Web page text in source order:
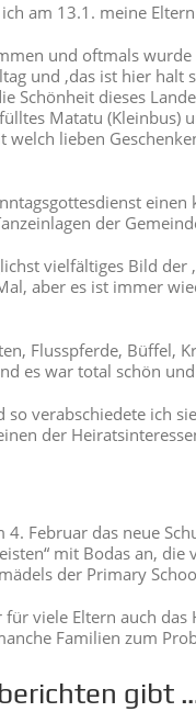
am 13.1. meine
und oftmals
und ‚das ist hier
Schönheit dieses
Matatu
lieben
der
vielfältiges Bild
aber es ist immer
Flusspferde, Büffel,
es war total schön
so verabschiedete ich
der
Februar das neue
mit Bodas an,
der Primary
viele Eltern auch
Familien zum
gibt